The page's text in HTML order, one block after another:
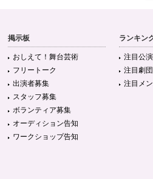
掲示板
おしえて！舞台芸術
フリートーク
出演者募集
スタッフ募集
ボランティア募集
オーディション告知
ワークショップ告知
ランキン
注目公演
注目劇団
注目メ